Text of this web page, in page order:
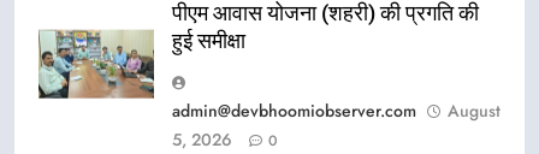
पीएम आवास योजना (शहरी) की प्रगति की
हुई समीक्षा
admin@devbhoomiobserver.com
August
5, 2026
0